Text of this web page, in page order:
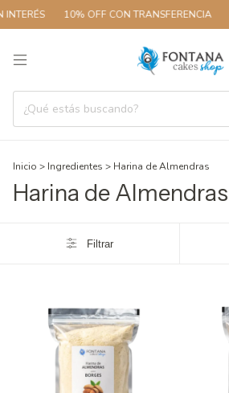
10% OFF CON TRANSFERENCIA
Inicio > Ingredientes > Harina de Almendras
Harina de Almendras
Filtrar